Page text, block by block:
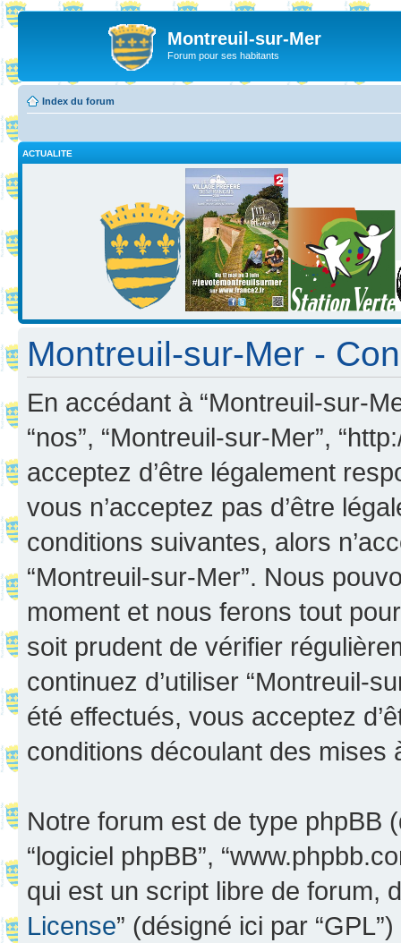
Montreuil-sur-Mer
Forum pour ses habitants
Index du forum
ACTUALITE
Montreuil-sur-Mer -
En accédant à “Montreuil-sur-
“nos”, “Montreuil-sur-Mer”,
acceptez d’être légalement
vous n’acceptez pas d’être
conditions suivantes, alors
“Montreuil-sur-Mer”. Nous
moment et nous ferons tout
soit prudent de vérifier
continuez d’utiliser “Montreuil-
été effectués, vous acceptez
conditions découlant des mises
Notre forum est de type phpBB
“logiciel phpBB”,
qui est un script libre de forum,
License” (désigné ici par